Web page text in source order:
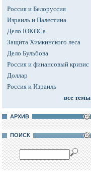
Россия и Белоруссия
Израиль и Палестина
Дело ЮКОСа
Защита Химкинского леса
Дело Бульбова
Россия и финансовый кризис
Доллар
Россия и Израиль
все темы
АРХИВ
ПОИСК